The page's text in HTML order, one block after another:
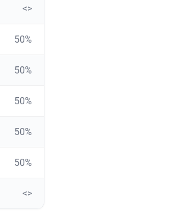
<>
50%
50%
50%
50%
50%
<>